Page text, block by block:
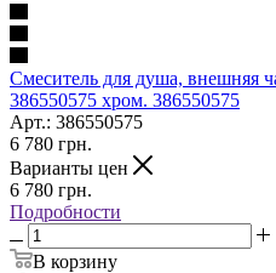
Смеситель для душа, внешняя
386550575 хром. 386550575
Арт.: 386550575
6 780 грн.
Варианты цен
6 780 грн.
Подробности
В корзину